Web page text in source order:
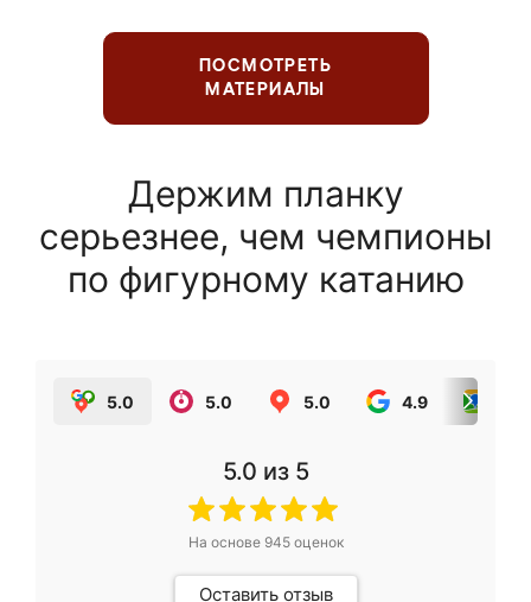
ПОСМОТРЕТЬ
МАТЕРИАЛЫ
Держим планку
серьезнее, чем чемпионы
по фигурному катанию
5.0 5.0 5.0 4.9
5.0 из 5
На основе 945оценок
Оставить отзыв